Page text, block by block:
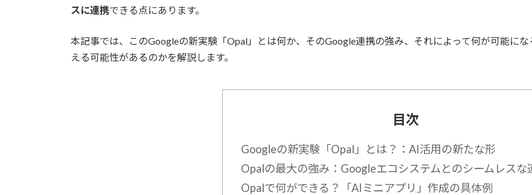
スに連携できる点にあります。
本記事では、このGoogleの新実験「Opal」とは何か、そのGoogle連携の強み、それによって何が可能に
える可能性があるのかを解説します。
目次
Googleの新実験「Opal」とは？：AI活用の新たな形
Opalの最大の強み：Googleエコシステムとのシームレスな
Opalで何ができる？「AIミニアプリ」作成の具体例